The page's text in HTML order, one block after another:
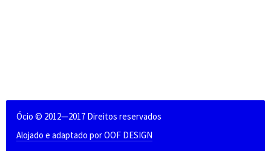
Ócio © 2012—2017 Direitos reservados
Alojado e adaptado por OOF DESIGN